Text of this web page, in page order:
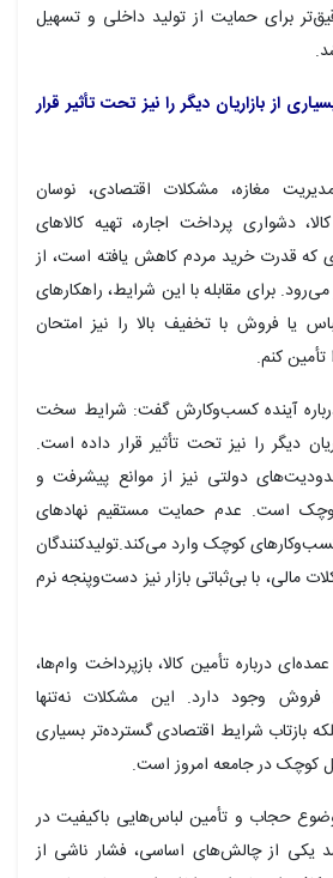
برای حمایت از تولید داخلی و تسهیل
از بازاریان دیگر را نیز تحت تأثیر قرار
مغازه، مشکلات اقتصادی، نوسان
دشواری پرداخت اجاره، تهیه کالاهای
که قدرت خرید مردم کاهش یافته است، از
برای مقابله با این شرایط، راهکارهای
یا فروش با تخفیف بالا را نیز امتحان
تأمین کنم.
آینده کسب‌وکارش گفت: شرایط سخت
دیگر را نیز تحت تأثیر قرار داده است.
دولتی نیز از موانع پیشرفت و
است. عدم حمایت مستقیم نهادهای
کوچک وارد می‌کند.تولیدکنندگان
مالی، با بی‌ثباتی بازار نیز دست‌وپنجه نرم
درباره تأمین کالا، بازپرداخت وام‌ها،
وجود دارد. این مشکلات نه‌تنها
شرایط اقتصادی گسترده‌تر بسیاری
کوچک در جامعه امروز است.
حجاب و تأمین لباس‌هایی باکیفیت در
یکی از چالش‌های اساسی، فشار ناشی از